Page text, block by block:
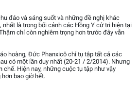
đáo và sáng suốt và những đề nghị khác
là trong bối cảnh các Hồng Y cử tri hiện tại
chí còn nghiêm trọng hơn trước đây vẫn
hoàng, Đức Phanxicô chỉ tụ tập tất cả các
có một lần duy nhất (20-21 / 2/2014). Nhưng
chế. Hiện nay, những cuộc tụ tập như vậy
bao giờ hết.